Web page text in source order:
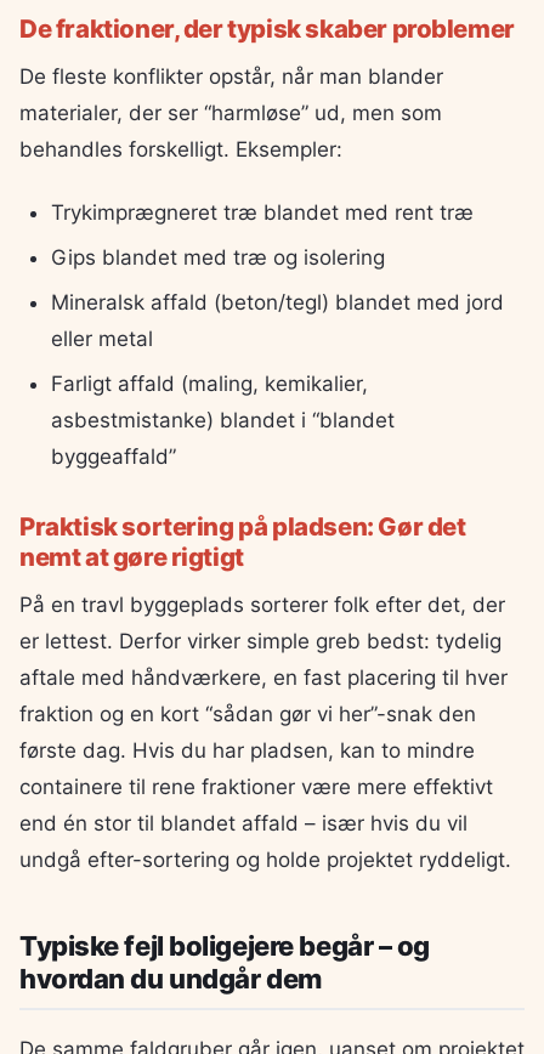
De fraktioner, der typisk skaber problemer
De fleste konflikter opstår, når man blander
materialer, der ser “harmløse” ud, men som
behandles forskelligt. Eksempler:
Trykimprægneret træ blandet med rent træ
Gips blandet med træ og isolering
Mineralsk affald (beton/tegl) blandet med jord
eller metal
Farligt affald (maling, kemikalier,
asbestmistanke) blandet i “blandet
byggeaffald”
Praktisk sortering på pladsen: Gør det
nemt at gøre rigtigt
På en travl byggeplads sorterer folk efter det, der
er lettest. Derfor virker simple greb bedst: tydelig
aftale med håndværkere, en fast placering til hver
fraktion og en kort “sådan gør vi her”-snak den
første dag. Hvis du har pladsen, kan to mindre
containere til rene fraktioner være mere effektivt
end én stor til blandet affald – især hvis du vil
undgå efter-sortering og holde projektet ryddeligt.
Typiske fejl boligejere begår – og
hvordan du undgår dem
De samme faldgruber går igen, uanset om projektet